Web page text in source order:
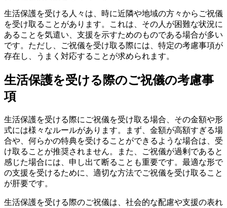
生活保護を受ける人々は、時に近隣や地域の方々からご祝儀
を受け取ることがあります。これは、その人が困難な状況に
あることを気遣い、支援を示すためのものである場合が多い
です。ただし、ご祝儀を受け取る際には、特定の考慮事項が
存在し、うまく対応することが求められます。
生活保護を受ける際のご祝儀の考慮事
項
生活保護を受ける際にご祝儀を受け取る場合、その金額や形
式には様々なルールがあります。まず、金額が高額すぎる場
合や、何らかの特典を受けることができるような場合は、受
け取ることが推奨されません。また、ご祝儀が過剰であると
感じた場合には、申し出て断ることも重要です。最適な形で
の支援を受けるために、適切な方法でご祝儀を受け取ること
が肝要です。
生活保護を受ける際のご祝儀は、社会的な配慮や支援の表れ